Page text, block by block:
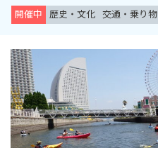
ペ
ー
ジ
へ
の
リ
開催中 歴史・文化 交通・乗り物